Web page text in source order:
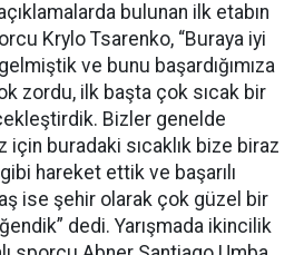
bulunan ilk etabın
Krylo Tsarenko, “Buraya iyi
ve bunu başardığımıza
zordu, ilk başta çok sıcak bir
Bizler genelde
için buradaki sıcaklık bize biraz
hareket ettik ve başarılı
ise şehir olarak çok güzel bir
dedi. Yarışmada ikincilik